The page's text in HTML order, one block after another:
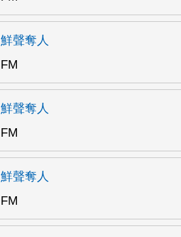
鮮聲奪人
FM
鮮聲奪人
FM
鮮聲奪人
FM